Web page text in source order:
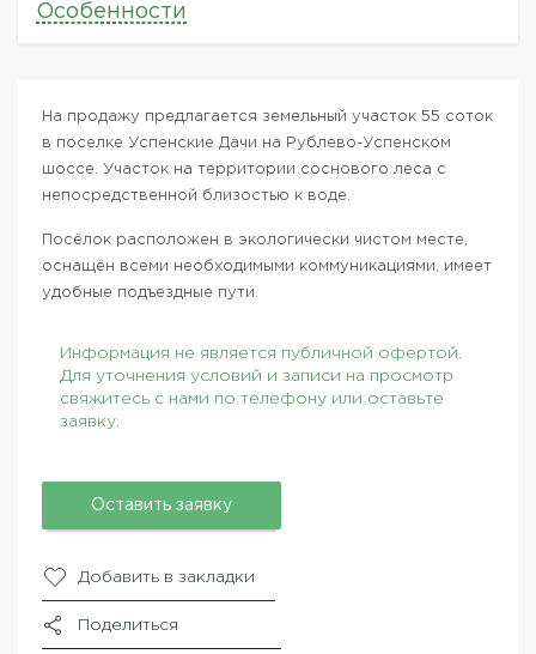
Особенности
На продажу предлагается земельный участок 55 соток
в поселке Успенские Дачи на Рублево-Успенском
шоссе. Участок на территории соснового леса с
непосредственной близостью к воде.
Посёлок расположен в экологически чистом месте,
оснащён всеми необходимыми коммуникациями, имеет
удобные подъездные пути.
Информация не является публичной офертой.
Для уточнения условий и записи на просмотр
свяжитесь с нами по телефону или оставьте
заявку.
Оставить заявку
Добавить в закладки
Поделиться